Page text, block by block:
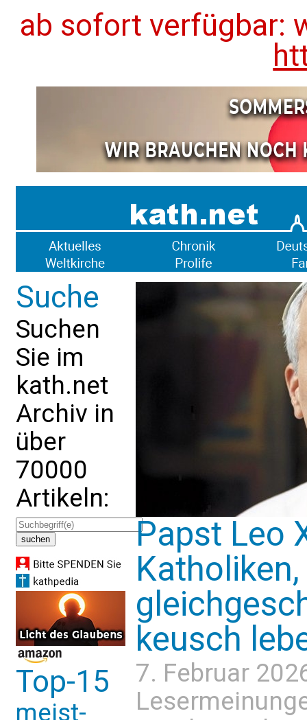
ab sofort verfügbar:
Suche
Suchen
Sie im
kath.net
Archiv in
über
70000
Artikeln:
Top-15
meist-
Papst Leo
keusch
7. Februar